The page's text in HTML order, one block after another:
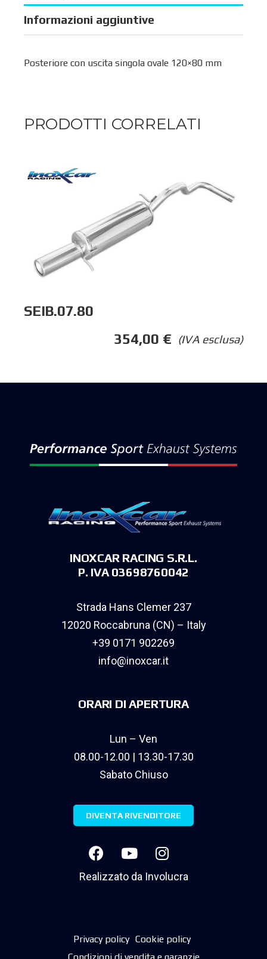
Informazioni aggiuntive
Posteriore con uscita singola ovale 120×80 mm
PRODOTTI CORRELATI
SEIB.07.80
(IVA esclusa)
354,00 €
INOXCAR RACING S.R.L.
P. IVA 03698760042
Strada Hans Clemer 237
12020 Roccabruna (CN) – Italy
+39 0171 902269
info@inoxcar.it
ORARI DI APERTURA
Lun – Ven
08.00-12.00 | 13.30-17.30
Sabato Chiuso
DIVENTA RIVENDITORE
Realizzato da Involucra
Privacy policy Cookie policy